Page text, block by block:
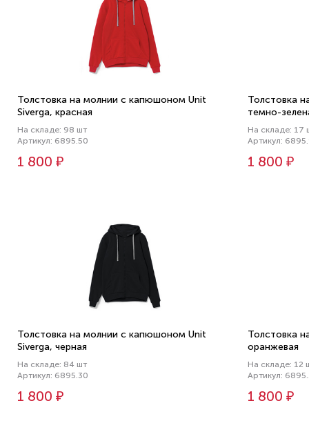
Толстовка на молнии с капюшоном Unit
Siverga, красная
На складе: 98 шт
Артикул: 6895.50
1 800 ₽
Толстовка
темно-
На складе: 17
Артикул:
1 800 ₽
Толстовка на молнии с капюшоном Unit
Siverga, черная
На складе: 84 шт
Артикул: 6895.30
1 800 ₽
Толстовка
оранжевая
На складе: 12
Артикул:
1 800 ₽